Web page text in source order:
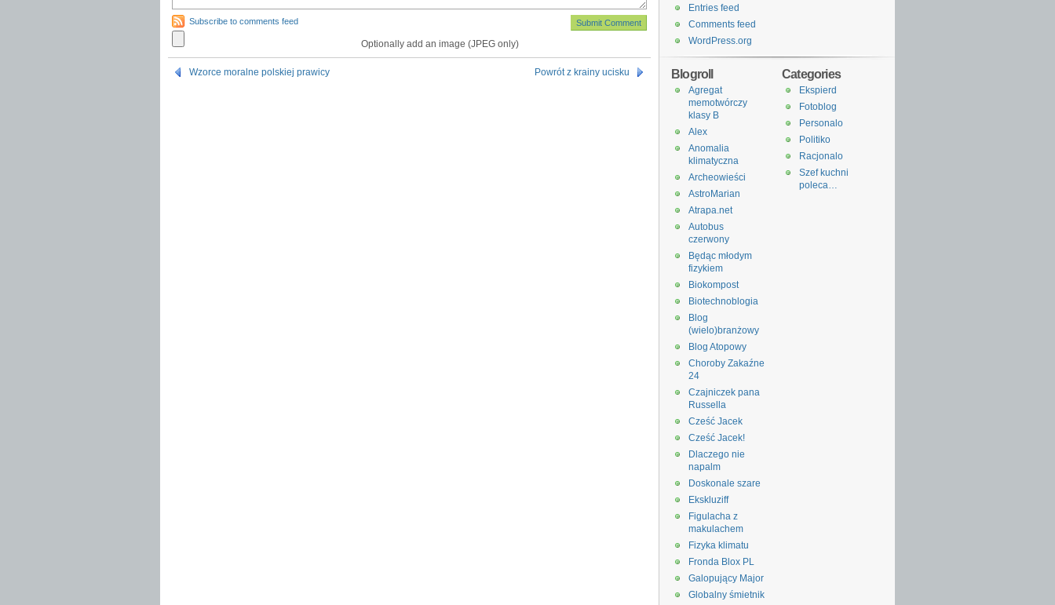
Subscribe to comments feed
Optionally add an image (JPEG only)
Wzorce moralne polskiej prawicy Powrót z krainy ucisku
Entries feed
Comments feed
WordPress.org
Categories
Ekspierd
Fotoblog
Personalo
Politiko
Racjonalo
Szef kuchni
poleca…
Blogroll
Agregat
memotwórczy
klasy B
Alex
Anomalia
klimatyczna
Archeowieści
AstroMarian
Atrapa.net
Autobus
czerwony
Będąc młodym
fizykiem
Biokompost
Biotechnoblogia
Blog
(wielo)branżowy
Blog Atopowy
Choroby Zakaźne
24
Czajniczek pana
Russella
Cześć Jacek
Cześć Jacek!
Dlaczego nie
napalm
Doskonale szare
Ekskluziff
Figulacha z
makulachem
Fizyka klimatu
Fronda Blox PL
Galopujący Major
Globalny śmietnik